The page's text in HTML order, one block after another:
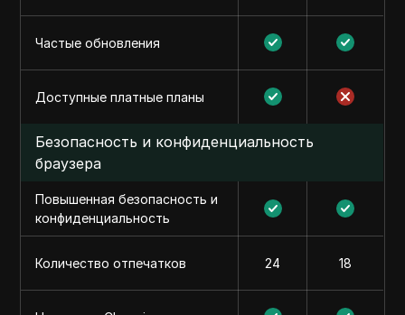
Частые обновления
Доступные платные планы
Безопасность и конфиденциальность
браузера
Повышенная безопасность и
конфиденциальность
Количество отпечатков 24 18